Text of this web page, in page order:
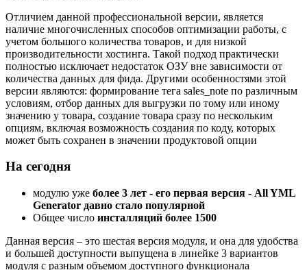
Отличием данной профессиональной версии, является
наличие многочисленных способов оптимизации работы, с
учетом большого количества товаров, и для низкой
производительности хостинга. Такой подход практически
полностью исключает недостаток ОЗУ вне зависимости от
количества данных для фида. Другими особенностями этой
версии являются: формирование тега sales_note по различным
условиям, отбор данных для выгрузки по тому или иному
значению у товара, создание товара сразу по нескольким
опциям, включая возможность создания по коду, которых
может быть сохранен в значении продуктовой опции
На сегодня
модулю уже более 3 лет - его первая версия - All YML
Generator давно стало популярной
Общее число инсталляций более 1500
Данная версия – это шестая версия модуля, и она для удобства
и большей доступности выпущена в линейке 3 вариантов
модуля с разным объемом доступного функционала